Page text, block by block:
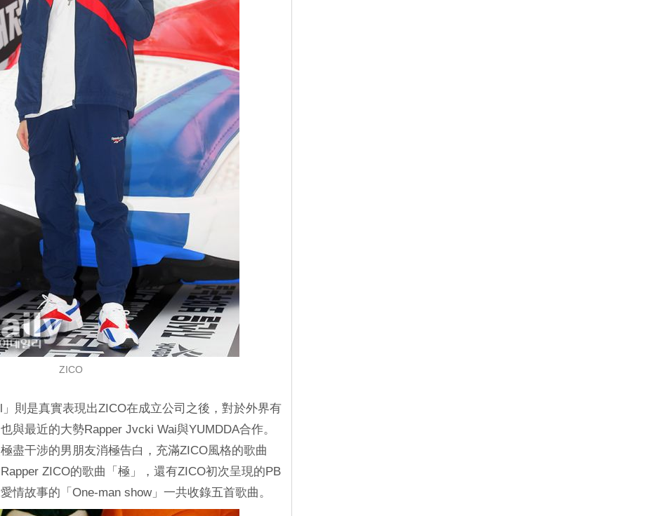
ZICO
則是真實表現出ZICO在成立公司之後，對於外界有
與最近的大勢Rapper Jvcki Wai與YUMDDA合作。
盡干涉的男朋友消極告白，充滿ZICO風格的歌曲
ZICO的歌曲「極」，還有ZICO初次呈現的PB
情故事的「One-man show」一共收錄五首歌曲。